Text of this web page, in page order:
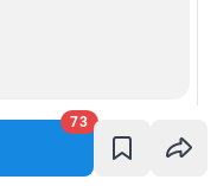
73